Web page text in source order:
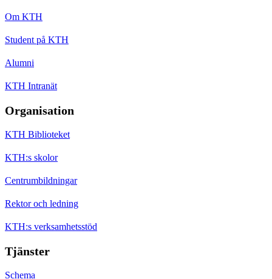
Om KTH
Student på KTH
Alumni
KTH Intranät
Organisation
KTH Biblioteket
KTH:s skolor
Centrumbildningar
Rektor och ledning
KTH:s verksamhetsstöd
Tjänster
Schema